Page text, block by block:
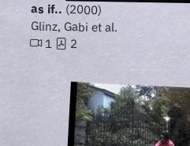
as if.. (2000)
Glinz, Gabi et al.
1 2